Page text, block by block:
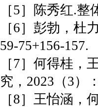
［5］陈秀红.
［6］彭勃，杜
59-75+156-157.
［7］何得桂
究，2023（3）
［8］王怡涵，